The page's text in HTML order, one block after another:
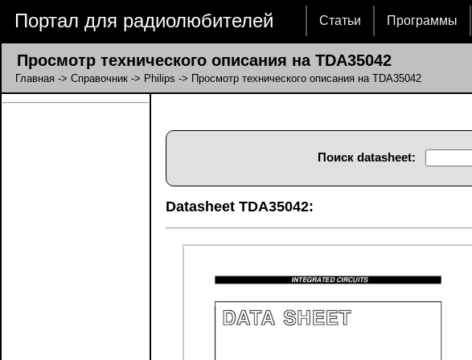
Портал для радиолюбителей Статьи Программы
Просмотр технического описания на TDA35042
Главная -> Справочник -> Philips -> Просмотр технического описания на TDA35042
Поиск datasheet:
Datasheet TDA35042: